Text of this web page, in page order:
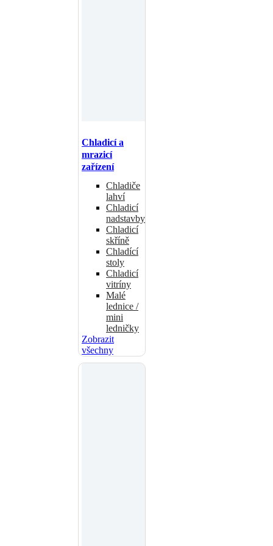
Chladicí a
mrazicí
zařízení
Chladiče
lahví
Chladicí
nadstavby
Chladicí
skříně
Chladící
stoly
Chladicí
vitríny
Malé
lednice /
mini
ledničky
Zobrazit
všechny